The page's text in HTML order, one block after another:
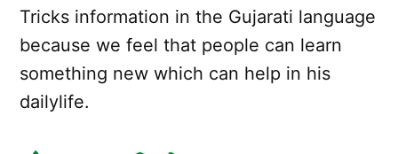
Tricks information in the Gujarati language
because we feel that people can learn
something new which can help in his
dailylife.